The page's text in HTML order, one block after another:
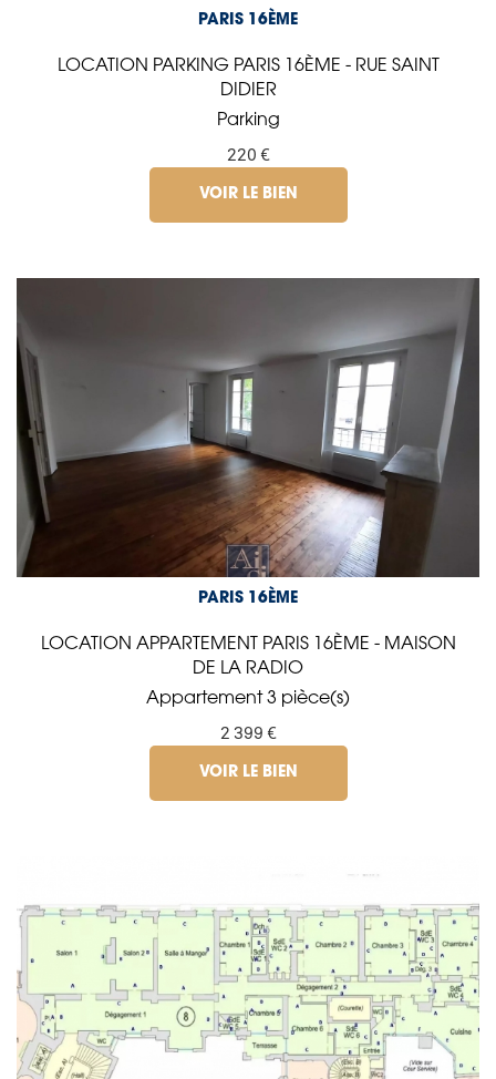
PARIS 16ÈME
LOCATION PARKING PARIS 16ÈME - RUE SAINT
DIDIER
Parking
220 €
VOIR LE BIEN
PARIS 16ÈME
LOCATION APPARTEMENT PARIS 16ÈME - MAISON
DE LA RADIO
Appartement 3 pièce(s)
2 399 €
VOIR LE BIEN